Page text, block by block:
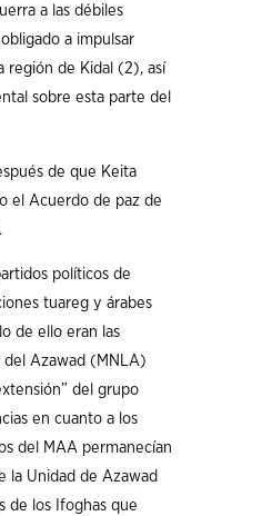
a las débiles
a impulsar
región de Kidal (2), así
sobre esta parte del
de que Keita
el Acuerdo de paz de
políticos de
tuareg y árabes
de ello eran las
del Azawad (MNLA)
del grupo
en cuanto a los
del MAA permanecían
la Unidad de Azawad
de los Ifoghas que